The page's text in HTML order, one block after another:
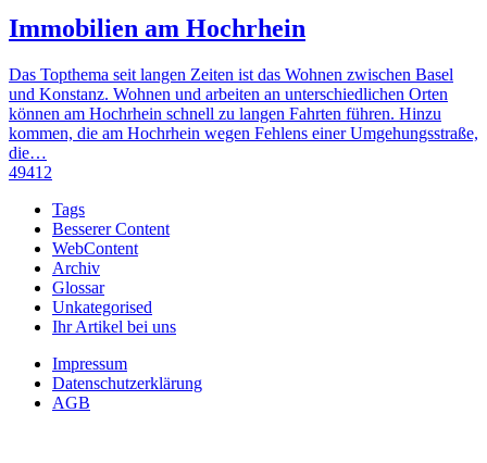
Immobilien am Hochrhein
Das Topthema seit langen Zeiten ist das Wohnen zwischen Basel
und Konstanz. Wohnen und arbeiten an unterschiedlichen Orten
können am Hochrhein schnell zu langen Fahrten führen. Hinzu
kommen, die am Hochrhein wegen Fehlens einer Umgehungsstraße,
die…
49412
Tags
Besserer Content
WebContent
Archiv
Glossar
Unkategorised
Ihr Artikel bei uns
Impressum
Datenschutzerklärung
AGB